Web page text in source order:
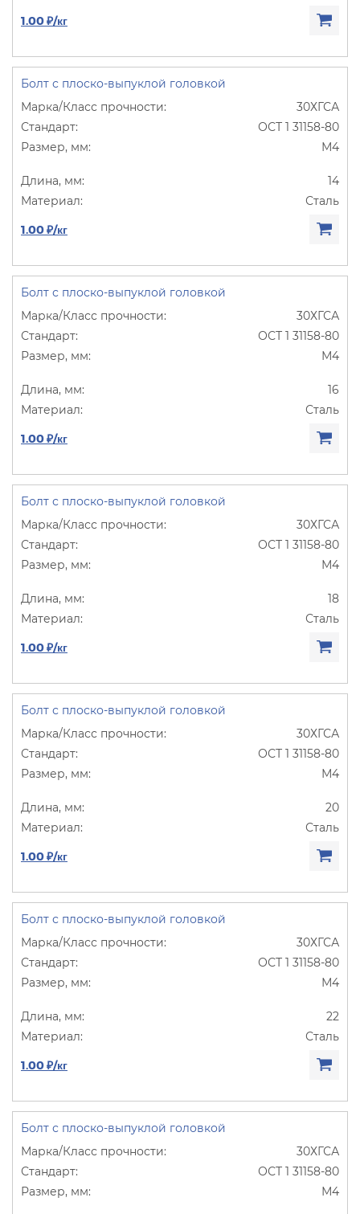
1.00 ₽/кг
Болт с плоско-выпуклой головкой
30ХГСА
ОСТ 1 31158-80
М4
14
Сталь
1.00 ₽/кг
Болт с плоско-выпуклой головкой
30ХГСА
ОСТ 1 31158-80
М4
16
Сталь
1.00 ₽/кг
Болт с плоско-выпуклой головкой
30ХГСА
ОСТ 1 31158-80
М4
18
Сталь
1.00 ₽/кг
Болт с плоско-выпуклой головкой
30ХГСА
ОСТ 1 31158-80
М4
20
Сталь
1.00 ₽/кг
Болт с плоско-выпуклой головкой
30ХГСА
ОСТ 1 31158-80
М4
22
Сталь
1.00 ₽/кг
Болт с плоско-выпуклой головкой
30ХГСА
ОСТ 1 31158-80
М4